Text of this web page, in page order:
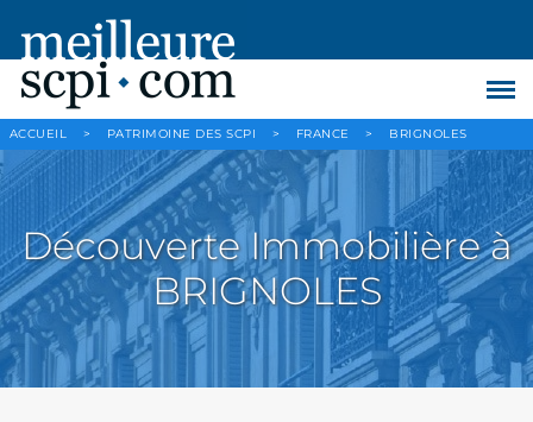
ACCUEIL > PATRIMOINE DES SCPI > FRANCE > BRIGNOLES
Découverte Immobilière à
BRIGNOLES